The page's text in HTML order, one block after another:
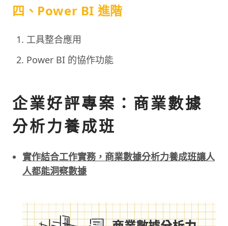
四、Power BI 進階
工具整合應用
Power BI 的協作功能
企業好評專案：商業數據
分析力養成班
實作結合工作實務，商業數據分析力養成班讓人
人都能洞察數據